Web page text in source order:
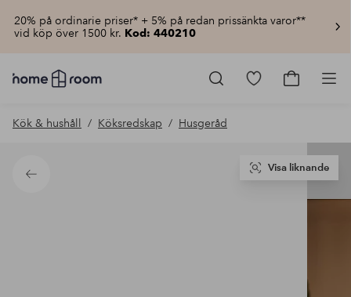
20% på ordinarie priser* + 5% på redan prissänkta varor**
vid köp över 1500 kr. Kod: 440210
Homeroom
–
hemmet
pris
Gå
Gå
Kök & hushåll Köksredskap Husgeråd
Tillbaka
Visa liknande